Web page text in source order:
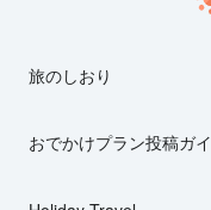
旅のしおり
おでかけプラン投稿ガ